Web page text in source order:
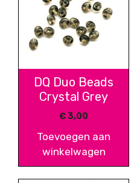
DQ Duo Beads
Crystal Grey
€3,00
Toevoegen aan
winkelwagen